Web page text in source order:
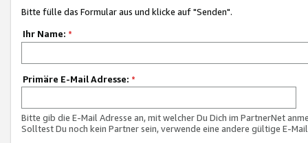
Bitte fülle das Formular aus und klicke auf "Senden".
Ihr Name: *
Primäre E-Mail Adresse: *
Bitte gib die E-Mail Adresse an, mit welcher Du Dich im PartnerNet
Solltest Du noch kein Partner sein, verwende eine andere gültige E-